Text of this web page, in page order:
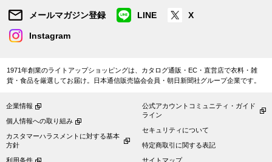
おすすめ特集
【特集】
メールマガジン登録 LINE X
Instagram
1971年創業のライトアップショッピングは、カタログ通販・EC・直営店で衣料・雑
貨・食品を厳選してお届け。日本通信販売協会会員・朝日新聞社グループ企業です。
企業情報
個人情報への取り組み
カスタマーハラスメントに対する基本
方針
利用条件
公式アカウントコミュニティ・ガイド
ライン
セキュリティについて
特定商取引に関する表記
サイトマップ